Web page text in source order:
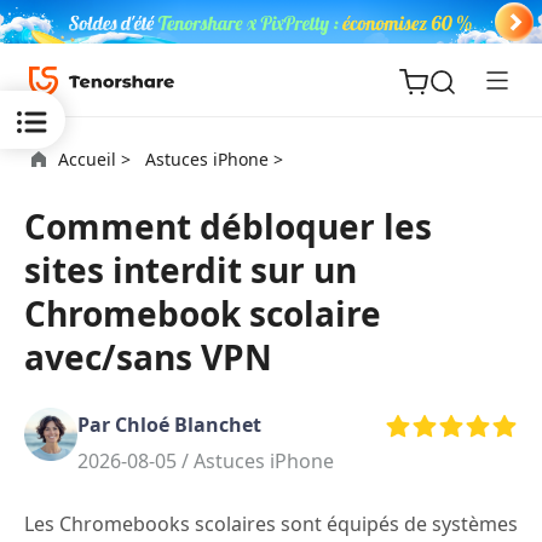
ReiBoot
for iOS
PDF
Editor
iAnyGo
Accueil > Astuces iPhone >
Comment débloquer les
sites interdit sur un
Chromebook scolaire
avec/sans VPN
Par Chloé Blanchet
2026-08-05 /Astuces iPhone
Les Chromebooks scolaires sont équipés de systèmes